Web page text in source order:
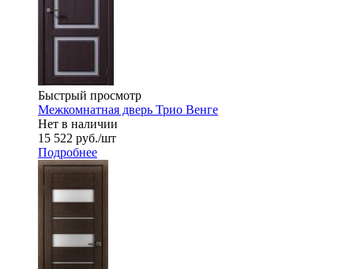
Быстрый просмотр
Межкомнатная дверь Трио Венге
Нет в наличии
15 522 руб./шт
Подробнее